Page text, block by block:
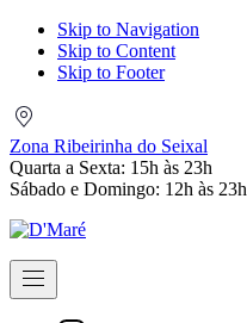
Skip to Navigation
Skip to Content
Skip to Footer
do
Seixal
Zona Ribeirinha do Seixal
Quarta a Sexta: 15h às 23h
Sábado e Domingo: 12h às 23h
Navigation